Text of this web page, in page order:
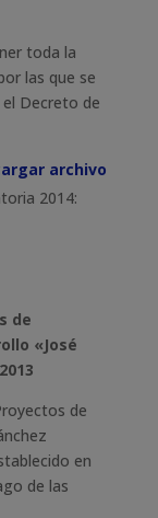
toda la
las que se
Decreto de
archivo
2014:
de
«José
de
en
de las